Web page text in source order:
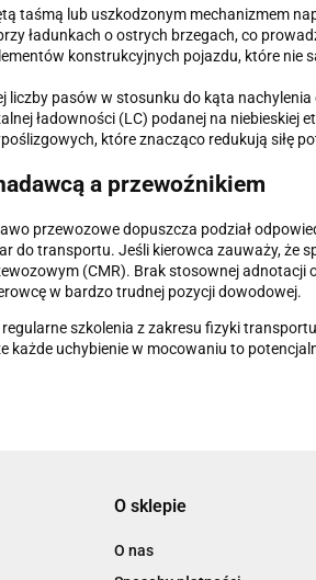
taśmą lub uszkodzonym mechanizmem
ładunkach o ostrych brzegach, co
konstrukcyjnych pojazdu, które
liczby pasów w stosunku do kąta nachylenia
ładowności (LC) podanej na niebieskiej
które znacząco redukują siłę
a przewoźnikiem
przewozowe dopuszcza podział
do transportu. Jeśli kierowca zauważy, że
(CMR). Brak stosownej
w bardzo trudnej pozycji dowodowej.
szkolenia z zakresu fizyki
każde uchybienie w mocowaniu to
O sklepie
O nas